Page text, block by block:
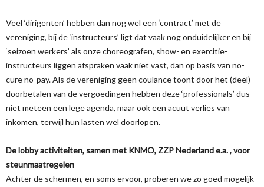
Veel ‘dirigenten’ hebben dan nog wel een ‘contract’ met de
vereniging, bij de ‘instructeurs’ ligt dat vaak nog onduidelijker en bij
‘seizoen werkers’ als onze choreografen, show- en exercitie-
instructeurs liggen afspraken vaak niet vast, dan op basis van no-
cure no-pay. Als de vereniging geen coulance toont door het (deel)
doorbetalen van de vergoedingen hebben deze ‘professionals’ dus
niet meteen een lege agenda, maar ook een acuut verlies van
inkomen, terwijl hun lasten wel doorlopen.
De lobby activiteiten, samen met KNMO, ZZP Nederland e.a. , voor
steunmaatregelen
Achter de schermen, en soms ervoor, proberen we zo goed mogelijk